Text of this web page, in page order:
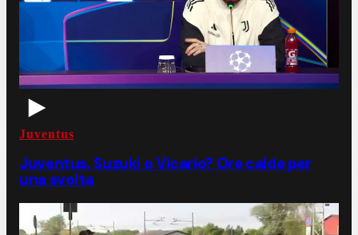
Juventus
Juventus, Suzuki o Vicario? Ore calde per
una svolta